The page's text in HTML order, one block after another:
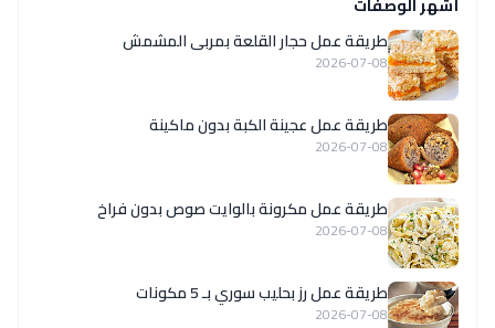
طريقة عمل حجار القلعة بمربى المشمش
2026-07-08
طريقة عمل عجينة الكبة بدون ماكينة
2026-07-08
طريقة عمل مكرونة بالوايت صوص بدون فراخ
2026-07-08
طريقة عمل رز بحليب سوري بـ 5 مكونات
2026-07-08